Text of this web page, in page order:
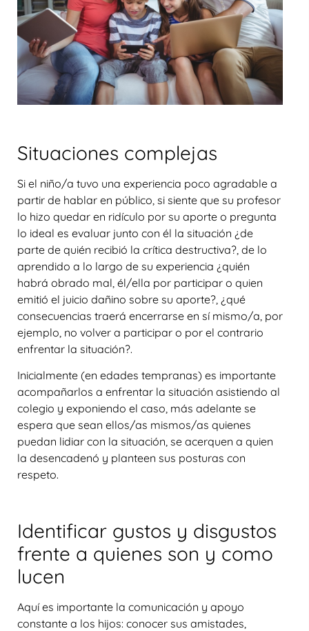
Situaciones complejas
Si el niño/a tuvo una experiencia poco agradable a
partir de hablar en público, si siente que su profesor
lo hizo quedar en ridículo por su aporte o pregunta
lo ideal es evaluar junto con él la situación ¿de
parte de quién recibió la crítica destructiva?, de lo
aprendido a lo largo de su experiencia ¿quién
habrá obrado mal, él/ella por participar o quien
emitió el juicio dañino sobre su aporte?, ¿qué
consecuencias traerá encerrarse en sí mismo/a, por
ejemplo, no volver a participar o por el contrario
enfrentar la situación?.
Inicialmente (en edades tempranas) es importante
acompañarlos a enfrentar la situación asistiendo al
colegio y exponiendo el caso, más adelante se
espera que sean ellos/as mismos/as quienes
puedan lidiar con la situación, se acerquen a quien
la desencadenó y planteen sus posturas con
respeto.
Identificar gustos y disgustos
frente a quienes son y como
lucen
Aquí es importante la comunicación y apoyo
constante a los hijos: conocer sus amistades,